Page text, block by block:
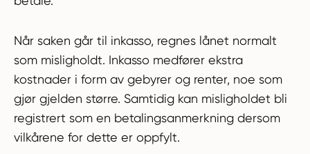
Når saken går til inkasso, regnes lånet normalt
som misligholdt. Inkasso medfører ekstra
kostnader i form av gebyrer og renter, noe som
gjør gjelden større. Samtidig kan misligholdet bli
registrert som en betalingsanmerkning dersom
vilkårene for dette er oppfylt.